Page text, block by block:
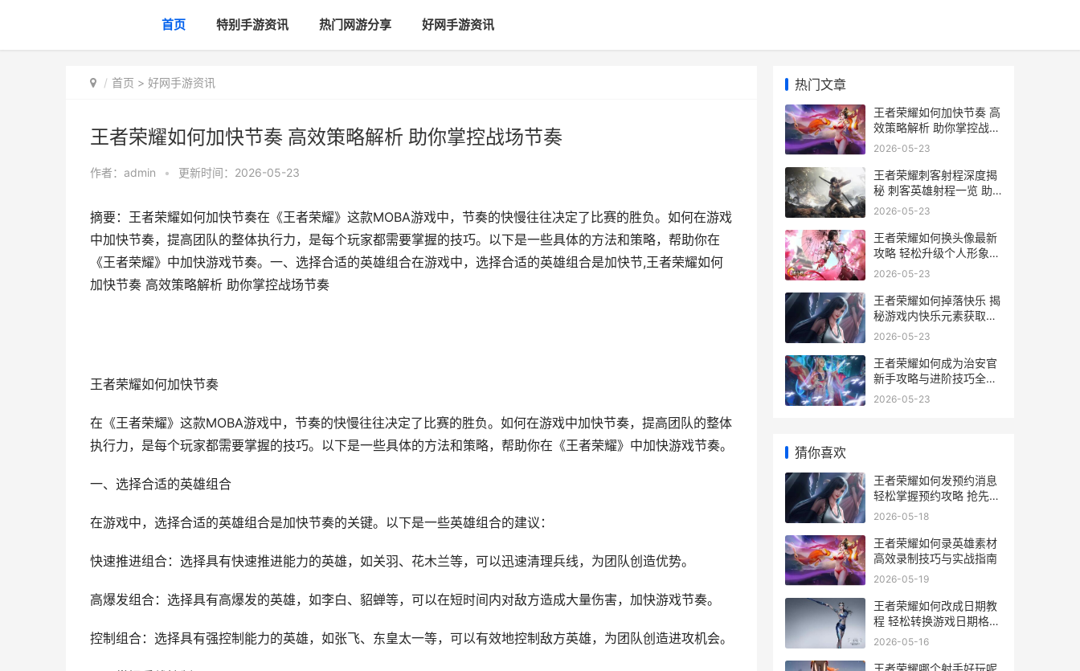
首页 特别手游资讯 热门网游分享 好网手游资讯
首页 > 好网手游资讯
王者荣耀如何加快节奏 高效策略解析 助你掌控战场节奏
作者： admin • 更新时间：2026-05-23
摘要：王者荣耀如何加快节奏在《王者荣耀》这款MOBA游戏中，节奏的快慢往往决定了比赛的胜负。如何在游戏
中加快节奏，提高团队的整体执行力，是每个玩家都需要掌握的技巧。以下是一些具体的方法和策略，帮助你在
《王者荣耀》中加快游戏节奏。一、选择合适的英雄组合在游戏中，选择合适的英雄组合是加快节,王者荣耀如何
加快节奏 高效策略解析 助你掌控战场节奏
王者荣耀如何加快节奏
在《王者荣耀》这款MOBA游戏中，节奏的快慢往往决定了比赛的胜负。如何在游戏中加快节奏，提高团队的整体
执行力，是每个玩家都需要掌握的技巧。以下是一些具体的方法和策略，帮助你在《王者荣耀》中加快游戏节奏。
一、选择合适的英雄组合
在游戏中，选择合适的英雄组合是加快节奏的关键。以下是一些英雄组合的建议：
快速推进组合：选择具有快速推进能力的英雄，如关羽、花木兰等，可以迅速清理兵线，为团队创造优势。
高爆发组合：选择具有高爆发的英雄，如李白、貂蝉等，可以在短时间内对敌方造成大量伤害，加快游戏节奏。
控制组合：选择具有强控制能力的英雄，如张飞、东皇太一等，可以有效地控制敌方英雄，为团队创造进攻机会。
热门文章
王者荣耀如何加快节奏 高
效策略解析 助你掌控战场
节奏
2026-05-23
王者荣耀刺客射程深度揭
秘 刺客英雄射程一览 助
你精准定位对手
2026-05-23
王者荣耀如何换头像最新
攻略 轻松升级个人形象
解锁个性头像技巧
2026-05-23
王者荣耀如何掉落快乐 揭
秘游戏内快乐元素获取攻
略
2026-05-23
王者荣耀如何成为治安官
新手攻略与进阶技巧全解
析
2026-05-23
猜你喜欢
王者荣耀如何发预约消息
轻松掌握预约攻略 抢先体
验新版本
2026-05-18
王者荣耀如何录英雄素材
高效录制技巧与实战指南
2026-05-19
王者荣耀如何改成日期教
程 轻松转换游戏日期格式
攻略
2026-05-16
王者荣耀哪个射手好玩呢